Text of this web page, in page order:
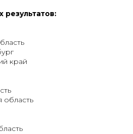
край
область